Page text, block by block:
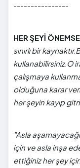
----------------
HER ŞEYİ
sınırlı bir
kullanabilirsiniz.O
çalışmaya
olduğuna karar
her şeyin kayıp
"Asla
için ve asla inşa
ettiğiniz her şey